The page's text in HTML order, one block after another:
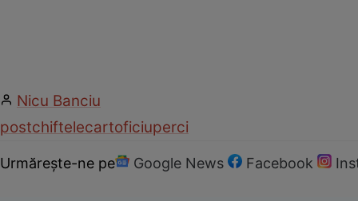
Nicu Banciu
postchiftelecartoficiuperci
Urmărește-ne pe Google News Facebook